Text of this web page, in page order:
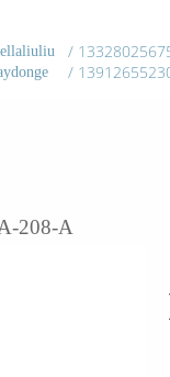
/
/
208-A